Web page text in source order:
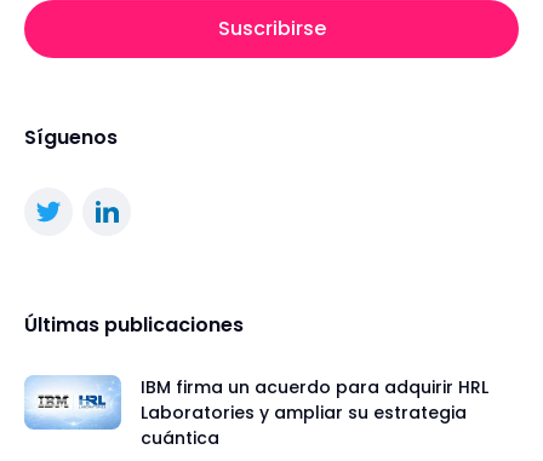
Suscribirse
Síguenos
Últimas publicaciones
IBM firma un acuerdo para adquirir HRL
Laboratories y ampliar su estrategia
cuántica